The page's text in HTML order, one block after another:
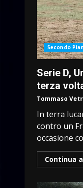
Secondo
Serie D,
terza
Tommaso
In terra
contro un
occasione
Continua